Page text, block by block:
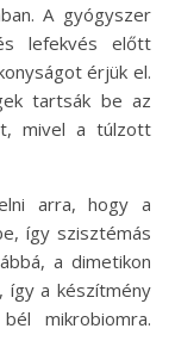
A gyógyszer
lefekvés előtt
érjük el.
tartsák be az
mivel a túlzott
arra, hogy a
így szisztémás
a dimetikon
így a készítmény
mikrobiomra.